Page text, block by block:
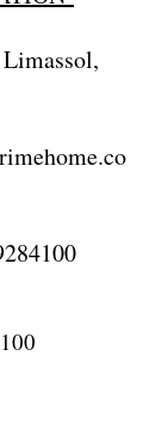
Limassol,